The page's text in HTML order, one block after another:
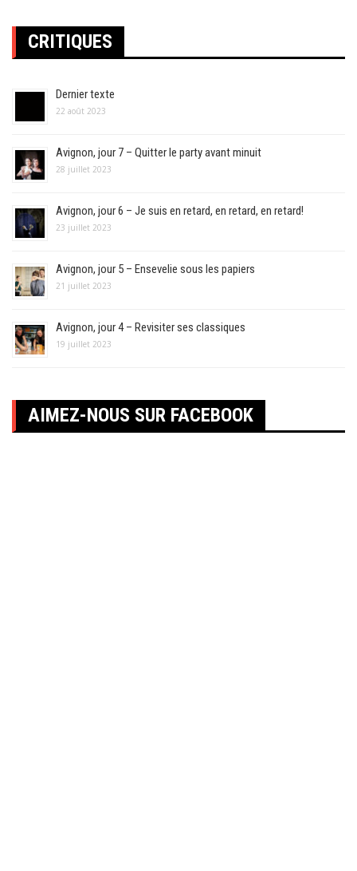
CRITIQUES
Dernier texte
22 août 2023
Avignon, jour 7 – Quitter le party avant minuit
28 juillet 2023
Avignon, jour 6 – Je suis en retard, en retard, en retard!
23 juillet 2023
Avignon, jour 5 – Ensevelie sous les papiers
21 juillet 2023
Avignon, jour 4 – Revisiter ses classiques
19 juillet 2023
AIMEZ-NOUS SUR FACEBOOK